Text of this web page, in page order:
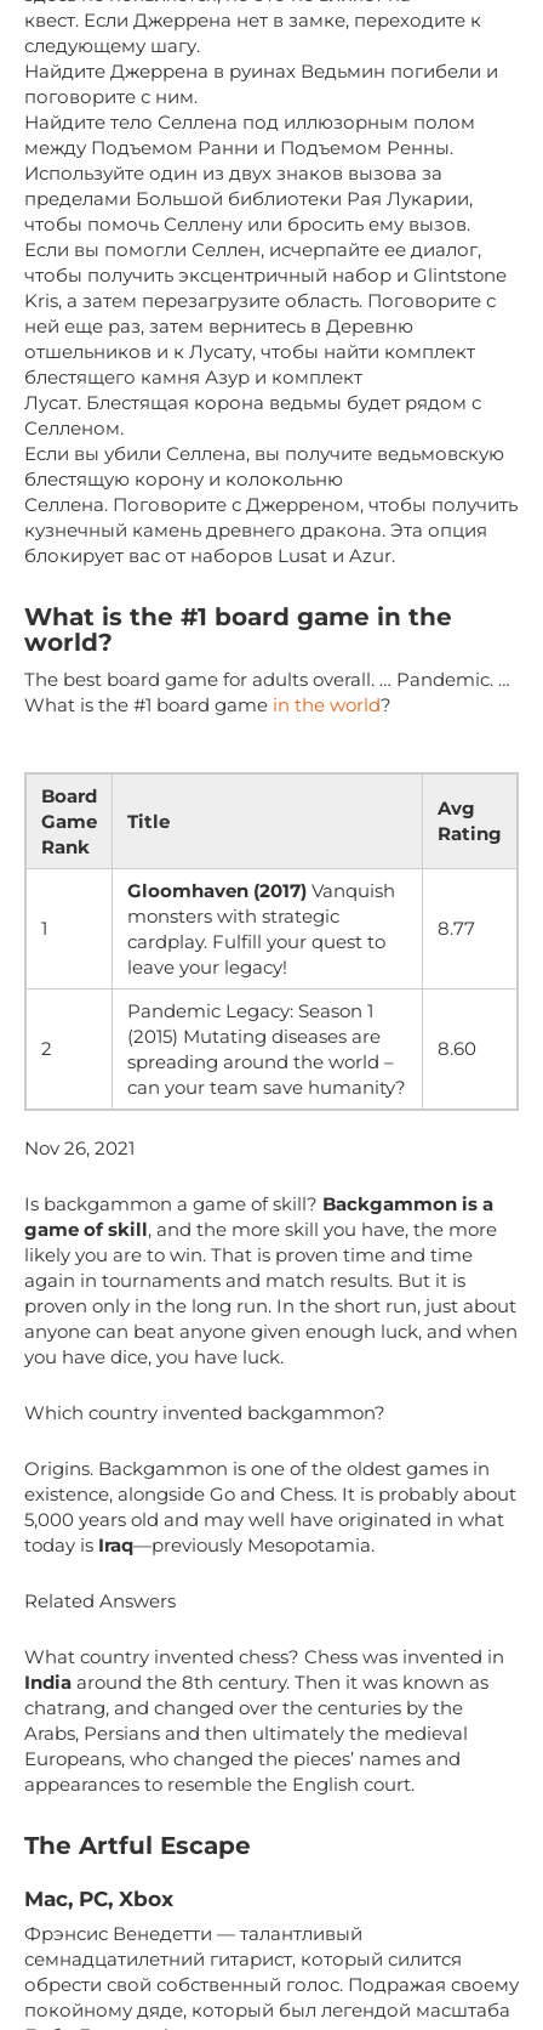
квест. Если Джеррена нет в замке, переходите к
следующему шагу.
Найдите Джеррена в руинах Ведьмин погибели и
поговорите с ним.
Найдите тело Селлена под иллюзорным полом
между Подъемом Ранни и Подъемом Ренны.
Используйте один из двух знаков вызова за
пределами Большой библиотеки Рая Лукарии,
чтобы помочь Селлену или бросить ему вызов.
Если вы помогли Селлен, исчерпайте ее диалог,
чтобы получить эксцентричный набор и Glintstone
Kris, а затем перезагрузите область. Поговорите с
ней еще раз, затем вернитесь в Деревню
отшельников и к Лусату, чтобы найти комплект
блестящего камня Азур и комплект
Лусат. Блестящая корона ведьмы будет рядом с
Селленом.
Если вы убили Селлена, вы получите ведьмовскую
блестящую корону и колокольню
Селлена. Поговорите с Джерреном, чтобы получить
кузнечный камень древнего дракона. Эта опция
блокирует вас от наборов Lusat и Azur.
What is the #1 board game in the
world?
The best board game for adults overall. … Pandemic. …
What is the #1 board game in the world?
Board
Game
Rank
Title
Avg
Rating
1
Gloomhaven (2017) Vanquish
monsters with strategic
cardplay. Fulfill your quest to
leave your legacy!
8.77
2
Pandemic Legacy: Season 1
(2015) Mutating diseases are
spreading around the world –
can your team save humanity?
8.60
Nov 26, 2021
Is backgammon a game of skill? Backgammon is a
game of skill, and the more skill you have, the more
likely you are to win. That is proven time and time
again in tournaments and match results. But it is
proven only in the long run. In the short run, just about
anyone can beat anyone given enough luck, and when
you have dice, you have luck.
Which country invented backgammon?
Origins. Backgammon is one of the oldest games in
existence, alongside Go and Chess. It is probably about
5,000 years old and may well have originated in what
today is Iraq—previously Mesopotamia.
Related Answers
What country invented chess? Chess was invented in
India around the 8th century. Then it was known as
chatrang, and changed over the centuries by the
Arabs, Persians and then ultimately the medieval
Europeans, who changed the pieces’ names and
appearances to resemble the English court.
The Artful Escape
Mac, PC, Xbox
Фрэнсис Венедетти — талантливый
семнадцатилетний гитарист, который силится
обрести свой собственный голос. Подражая своему
покойному дяде, который был легендой масштаба